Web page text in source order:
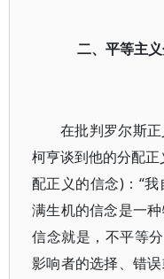
二、平等主
在批判罗尔斯
柯亨谈到他的分配
配正义的信念)：“
满生机的信念是一
信念就是，不平等
影响者的选择、错